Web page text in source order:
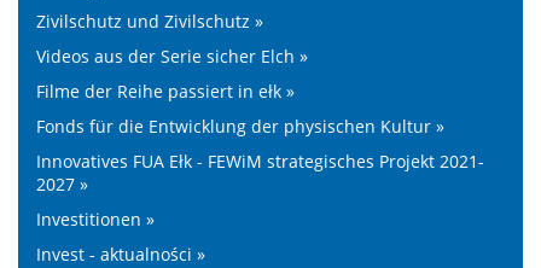
Zivilschutz und Zivilschutz »
Videos aus der Serie sicher Elch »
Filme der Reihe passiert in ełk »
Fonds für die Entwicklung der physischen Kultur »
Innovatives FUA Ełk - FEWiM strategisches Projekt 2021-
2027 »
Investitionen »
Invest - aktualności »